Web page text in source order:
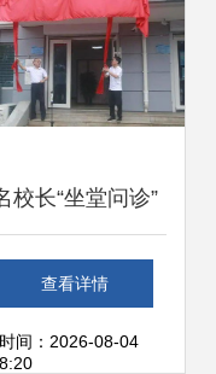
校长“坐堂问诊”
副中心首家教育咨
询社区服务站揭
查看详情
间：2026-08-04